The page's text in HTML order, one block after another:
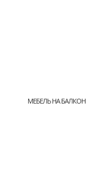
МЕБЕЛЬ НА БАЛКОН